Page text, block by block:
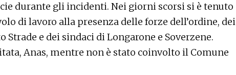
durante gli incidenti. Nei giorni scorsi si è tenuto
di lavoro alla presenza delle forze dell’ordine, dei
Strade e dei sindaci di Longarone e Soverzene.
Anas, mentre non è stato coinvolto il Comune